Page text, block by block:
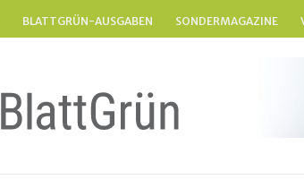
BLATTGRÜN-AUSGABEN SONDERMAGAZINE
Nachhaltig